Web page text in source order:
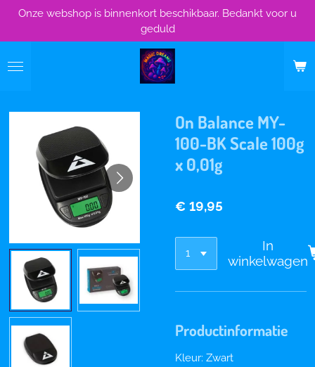
Ga
naar
de
Onze webshop is binnenkort beschikbaar. Bedankt voor u
geduld
On Balance MY-
100-BK Scale 100g
x 0,01g
€ 19,95
In
winkelwagen
Productinformatie
Kleur: Zwart